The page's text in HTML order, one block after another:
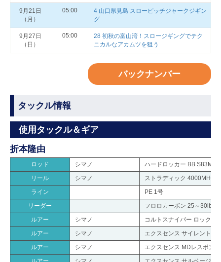
9月21日
（月）
05:00
4 山口県見島 スローピッチジャークジギン
グ
9月27日
（日）
05:00
28 初秋の富山湾！スロージギングでテク
ニカルなアカムツを狙う
バックナンバー
タックル情報
使用タックル＆ギア
折本隆由
ロッド シマノ
ハードロッカー BB S83MH
リール
シマノ
ストラディック 4000MHG
ライン
PE 1号
リーダー
フロロカーボン 25～30lb.
ルアー
シマノ
コルトスナイパー ロックウ
ルアー
シマノ
エクスセンス サイレントア
ルアー
シマノ
エクスセンス MDレスポン